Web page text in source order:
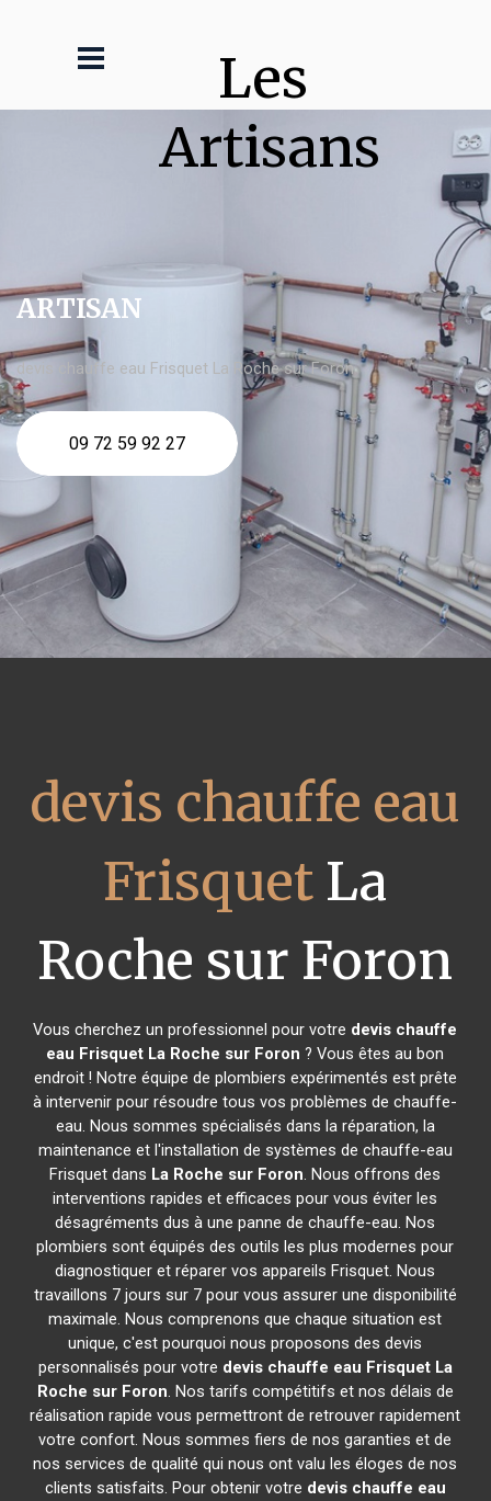
Les
Artisans
ARTISAN
devis chauffe eau Frisquet La Roche sur Foron
09 72 59 92 27
devis chauffe eau
Frisquet La
Roche sur Foron
Vous cherchez un professionnel pour votre devis chauffe
eau Frisquet La Roche sur Foron ? Vous êtes au bon
endroit ! Notre équipe de plombiers expérimentés est prête
à intervenir pour résoudre tous vos problèmes de chauffe-
eau. Nous sommes spécialisés dans la réparation, la
maintenance et l'installation de systèmes de chauffe-eau
Frisquet dans La Roche sur Foron. Nous offrons des
interventions rapides et efficaces pour vous éviter les
désagréments dus à une panne de chauffe-eau. Nos
plombiers sont équipés des outils les plus modernes pour
diagnostiquer et réparer vos appareils Frisquet. Nous
travaillons 7 jours sur 7 pour vous assurer une disponibilité
maximale. Nous comprenons que chaque situation est
unique, c'est pourquoi nous proposons des devis
personnalisés pour votre devis chauffe eau Frisquet La
Roche sur Foron. Nos tarifs compétitifs et nos délais de
réalisation rapide vous permettront de retrouver rapidement
votre confort. Nous sommes fiers de nos garanties et de
nos services de qualité qui nous ont valu les éloges de nos
clients satisfaits. Pour obtenir votre devis chauffe eau